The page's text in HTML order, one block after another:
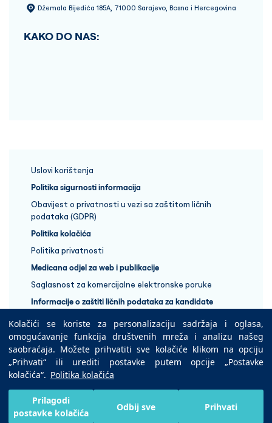
Kolačići se koriste za personalizaciju sadržaja i oglasa,
omogućavanje funkcija društvenih mreža i analizu našeg
saobraćaja. Možete prihvatiti sve kolačiće klikom na opciju
„Prihvati“ ili urediti postavke putem opcije „Postavke
kolačića“. Politika kolačića
Prilagodi
postavke kolačića
Odbij sve Prihvati
Džemala Bijedića 185A, 71000 Sarajevo, Bosna i Hercegovina
KAKO DO NAS:
Uslovi korištenja
Politika sigurnosti informacija
Obavijest o privatnosti u vezi sa zaštitom ličnih
podataka (GDPR)
Politika kolačića
Politika privatnosti
Medicana odjel za web i publikacije
Saglasnost za komercijalne elektronske poruke
Informacije o zaštiti ličnih podataka za kandidate
+387 33 848 888
Copyright © 2025 Medicana Health Group
Preuzmite na